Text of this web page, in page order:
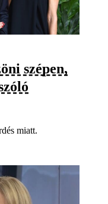
szépen,
miatt.